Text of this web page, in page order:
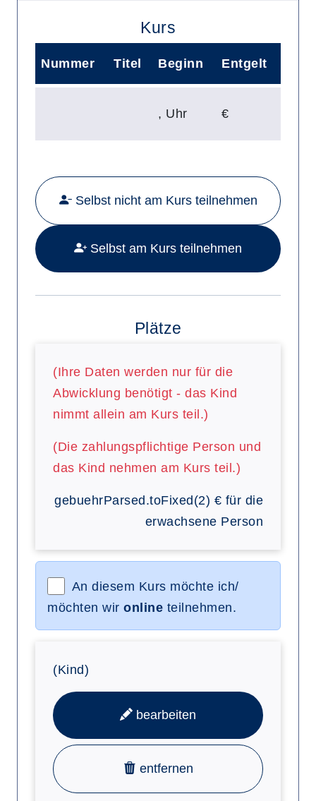
Kurs
Nummer Titel Beginn Entgelt
Mehr Details zu folgendem Kurs
, Uhr €
Selbst nicht am Kurs teilnehmen
Selbst am Kurs teilnehmen
Plätze
(Ihre Daten werden nur für die
Abwicklung benötigt - das Kind
nimmt allein am Kurs teil.)
(Die zahlungspflichtige Person und
das Kind nehmen am Kurs teil.)
gebuehrParsed.toFixed(2) € für die
erwachsene Person
An diesem Kurs möchte ich/
möchten wir online teilnehmen.
(Kind)
bearbeiten
entfernen